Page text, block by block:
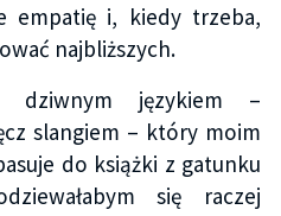
empatię i, kiedy trzeba,
najbliższych.
dziwnym językiem –
slangiem – który moim
do książki z gatunku
się raczej